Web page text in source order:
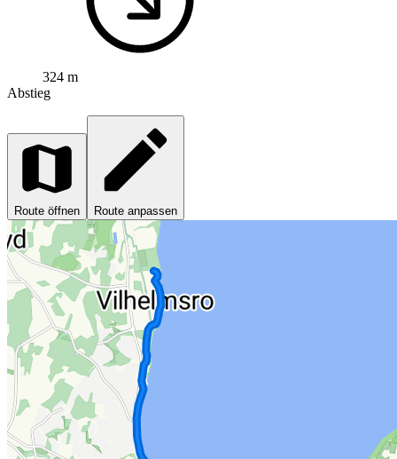
324 m
Abstieg
Route öffnen Route anpassen